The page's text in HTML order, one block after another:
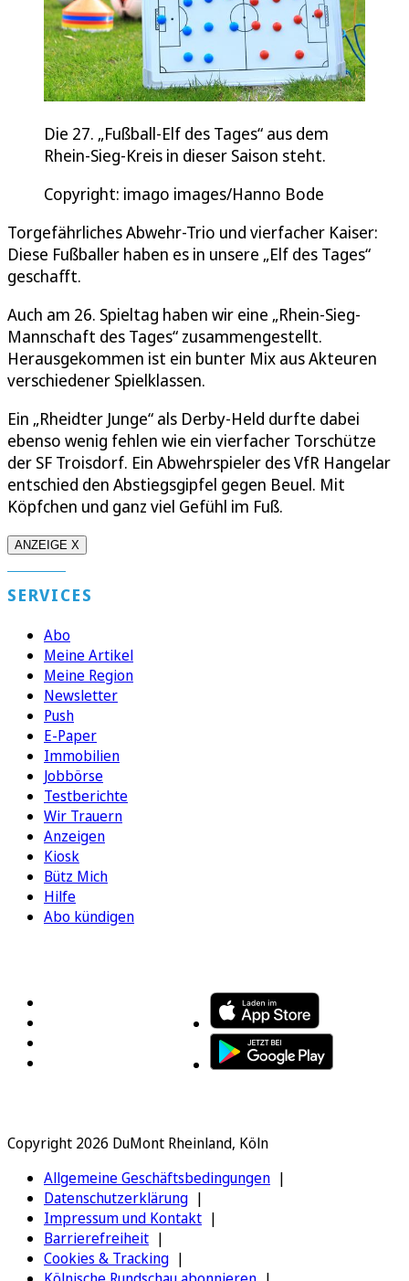
Die 27. „Fußball-Elf des Tages“ aus dem
Rhein-Sieg-Kreis in dieser Saison steht.
Copyright: imago images/Hanno Bode
Torgefährliches Abwehr-Trio und vierfacher Kaiser:
Diese Fußballer haben es in unsere „Elf des Tages“
geschafft.
Auch am 26. Spieltag haben wir eine „Rhein-Sieg-
Mannschaft des Tages“ zusammengestellt.
Herausgekommen ist ein bunter Mix aus Akteuren
verschiedener Spielklassen.
Ein „Rheidter Junge“ als Derby-Held durfte dabei
ebenso wenig fehlen wie ein vierfacher Torschütze
der SF Troisdorf. Ein Abwehrspieler des VfR Hangelar
entschied den Abstiegsgipfel gegen Beuel. Mit
Köpfchen und ganz viel Gefühl im Fuß.
ANZEIGE X
SERVICES
Abo
Meine Artikel
Meine Region
Newsletter
Push
E-Paper
Immobilien
Jobbörse
Testberichte
Wir Trauern
Anzeigen
Kiosk
Bütz Mich
Hilfe
Abo kündigen
Copyright 2026 DuMont Rheinland, Köln
Allgemeine Geschäftsbedingungen
Datenschutzerklärung
Impressum und Kontakt
Barrierefreiheit
Cookies & Tracking